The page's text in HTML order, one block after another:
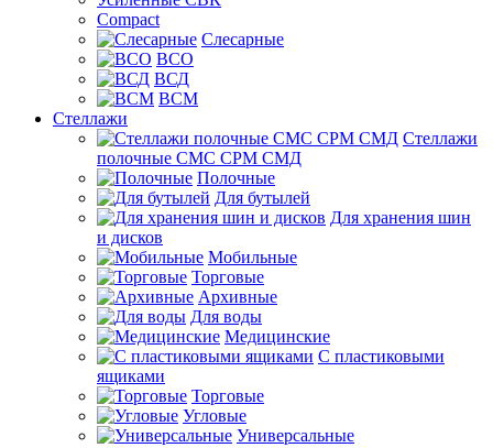
Compact
Слесарные
ВСО
ВСД
ВСМ
Стеллажи
Стеллажи
полочные СМС СРМ СМД
Полочные
Для бутылей
Для хранения шин
и дисков
Мобильные
Торговые
Архивные
Для воды
Медицинские
С пластиковыми
ящиками
Торговые
Угловые
Универсальные